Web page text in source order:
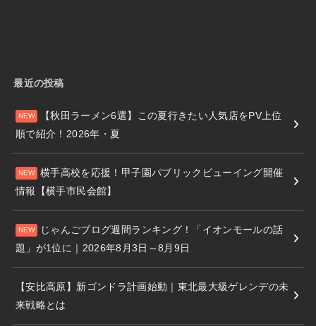
最近の投稿
【秋田ラーメン6選】この夏行きたい人気店をPV上位
順で紹介！2026年・夏
横手高校を応援！甲子園パブリックビューイング開催
情報【横手市民会館】
じゃんごブログ週間ランキング！「イオンモールの話
題」が1位に｜2026年8月3日～8月9日
【安比高原】新ゴンドラ計画始動｜東北最大級ゲレンデの未
来戦略とは